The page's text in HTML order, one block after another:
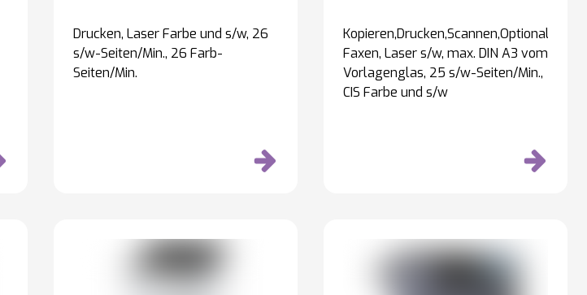
Drucken, Laser Farbe und s/w, 26
s/w-Seiten/Min., 26 Farb-
Seiten/Min.
Kopieren,Drucken,Scannen,Optional:
Faxen, Laser s/w, max. DIN A3 vom
Vorlagenglas, 25 s/w-Seiten/Min.,
CIS Farbe und s/w